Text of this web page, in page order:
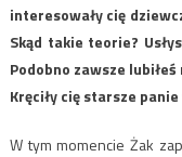
interesowały cię
Skąd takie teorie?
Podobno zawsze
Kręciły cię starsze
W tym momencie Żak